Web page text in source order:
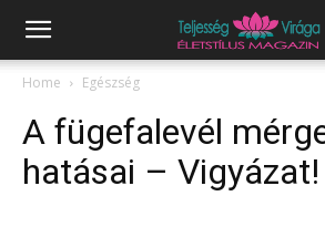
Home Egészség
A fügefalevél
hatásai – Vigyázat!